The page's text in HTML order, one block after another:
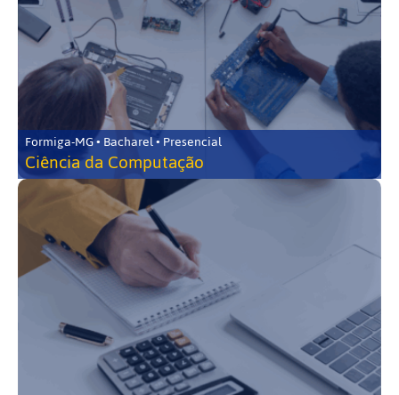
Formiga-MG • Bacharel • Presencial
Ciência da Computação